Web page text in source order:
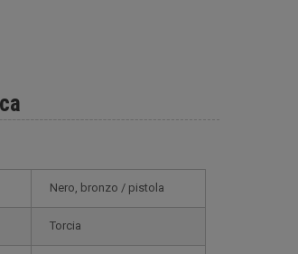
Nero, bronzo / pistola
Torcia